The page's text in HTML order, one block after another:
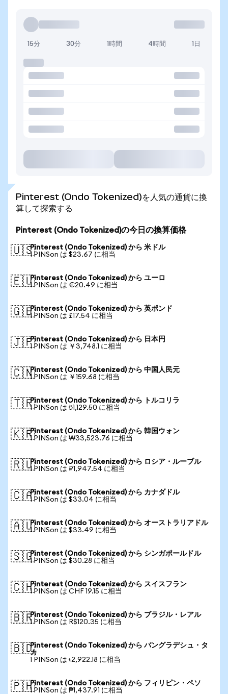
15分 30分 1時間 4時間 1日
Pinterest (Ondo Tokenized)を人気の通貨に換
算して探索する
Pinterest (Ondo Tokenized)の今日の換算価格
🇺🇸Pinterest (Ondo Tokenized) から 米ドル
1 PINSon は $23.67 に相当
🇪🇺Pinterest (Ondo Tokenized) から ユーロ
1 PINSon は €20.49 に相当
🇬🇧Pinterest (Ondo Tokenized) から 英ポンド
1 PINSon は £17.54 に相当
🇯🇵Pinterest (Ondo Tokenized) から 日本円
1 PINSon は ￥3,748.1 に相当
🇨🇳Pinterest (Ondo Tokenized) から 中国人民元
1 PINSon は ￥159.68 に相当
🇹🇷Pinterest (Ondo Tokenized) から トルコリラ
1 PINSon は ₺1,129.50 に相当
🇰🇷Pinterest (Ondo Tokenized) から 韓国ウォン
1 PINSon は ₩33,523.76 に相当
🇷🇺Pinterest (Ondo Tokenized) から ロシア・ルーブル
1 PINSon は ₽1,947.54 に相当
🇨🇦Pinterest (Ondo Tokenized) から カナダドル
1 PINSon は $33.04 に相当
🇦🇺Pinterest (Ondo Tokenized) から オーストラリアドル
1 PINSon は $33.49 に相当
🇸🇬Pinterest (Ondo Tokenized) から シンガポールドル
1 PINSon は $30.28 に相当
🇨🇭Pinterest (Ondo Tokenized) から スイスフラン
1 PINSon は CHF 19.15 に相当
🇧🇷Pinterest (Ondo Tokenized) から ブラジル・レアル
1 PINSon は R$120.35 に相当
🇧🇩Pinterest (Ondo Tokenized) から バングラデシュ・タ
カ
1 PINSon は ৳2,922.18 に相当
🇵🇭Pinterest (Ondo Tokenized) から フィリピン・ペソ
1 PINSon は ₱1,437.91 に相当